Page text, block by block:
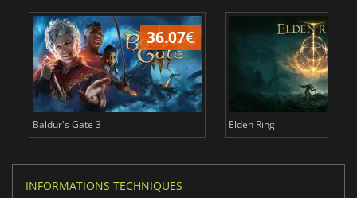
36.07€
Baldur's Gate 3 Elden Ring
INFORMATIONS TECHNIQUES